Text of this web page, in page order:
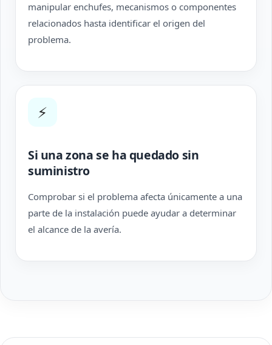
manipular enchufes, mecanismos o componentes
relacionados hasta identificar el origen del
problema.
⚡
Si una zona se ha quedado sin
suministro
Comprobar si el problema afecta únicamente a una
parte de la instalación puede ayudar a determinar
el alcance de la avería.